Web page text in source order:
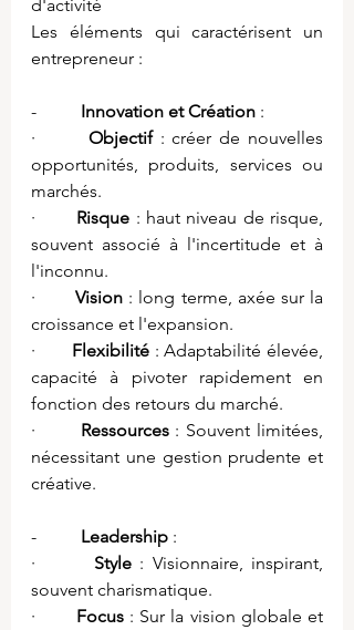
d'activité
Les éléments qui caractérisent un
entrepreneur :
- Innovation et Création :
· Objectif : créer de nouvelles
opportunités, produits, services ou
marchés.
· Risque : haut niveau de risque,
souvent associé à l'incertitude et à
l'inconnu.
· Vision : long terme, axée sur la
croissance et l'expansion.
· Flexibilité : Adaptabilité élevée,
capacité à pivoter rapidement en
fonction des retours du marché.
· Ressources : Souvent limitées,
nécessitant une gestion prudente et
créative.
- Leadership :
· Style : Visionnaire, inspirant,
souvent charismatique.
· Focus : Sur la vision globale et